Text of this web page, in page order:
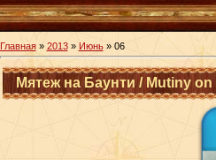
Главная» 2013 » Июнь » 06
Мятеж на Баунти / Mutiny